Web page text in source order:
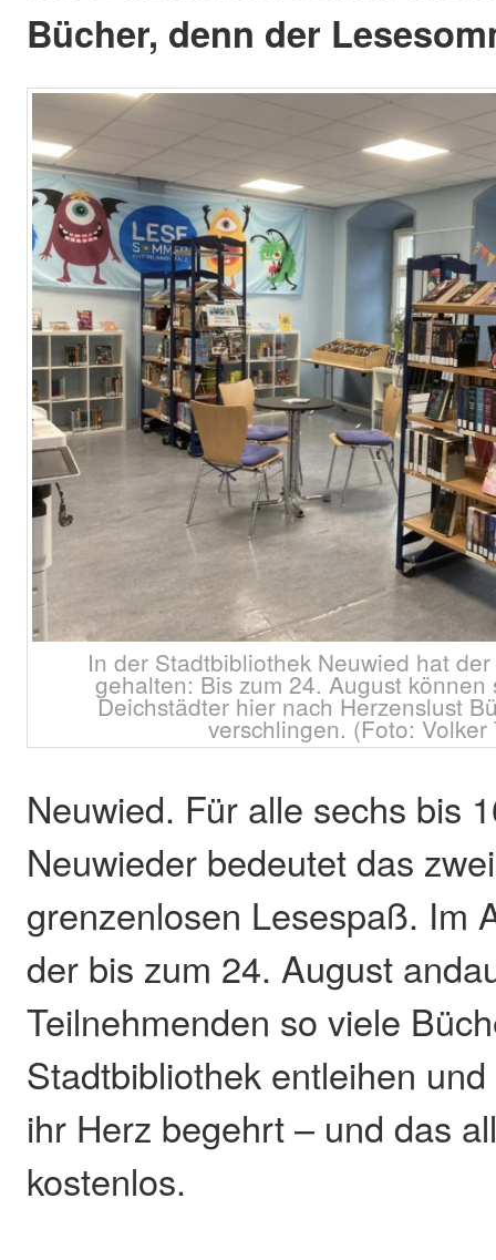
Bücher, denn der
In der Stadtbibliothek Neuwied hat
gehalten: Bis zum 24. August
Deichstädter hier nach Herzenslust
verschlingen. (Foto: Volker
Neuwied. Für alle sechs bis
Neuwieder bedeutet das
grenzenlosen Lesespaß. Im
der bis zum 24. August
Teilnehmenden so viele
Stadtbibliothek entleihen
ihr Herz begehrt – und das
kostenlos.